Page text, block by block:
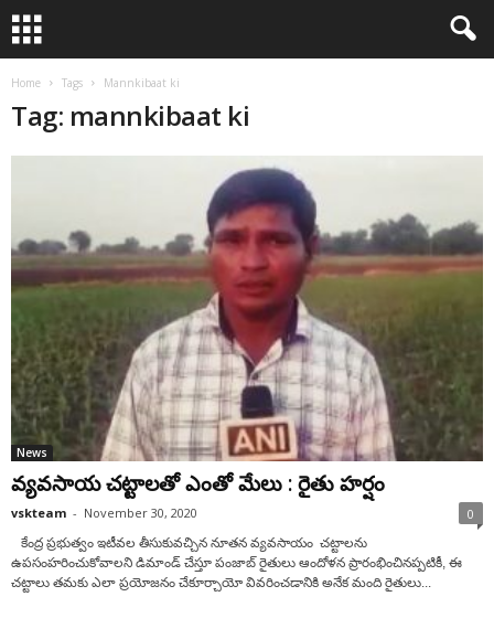
Home Tags Mannkibaat ki
Tag: mannkibaat ki
News
వ్య‌వ‌సాయ చ‌ట్టాల‌తో ఎంతో మేలు : రైతు హ‌ర్షం
vskteam - November 30, 2020 0
కేంద్ర ప్ర‌భుత్వం ఇటీవ‌ల తీసుకువ‌చ్చిన నూత‌న వ్య‌వ‌సాయం చ‌ట్టాల‌ను
ఉపసంహరించుకోవాలని డిమాండ్ చేస్తూ పంజాబ్ రైతులు ఆందోళన ప్రారంభించినప్పటికీ, ఈ
చట్టాలు తమకు ఎలా ప్రయోజనం చేకూర్చాయో వివరించడానికి అనేక మంది రైతులు...